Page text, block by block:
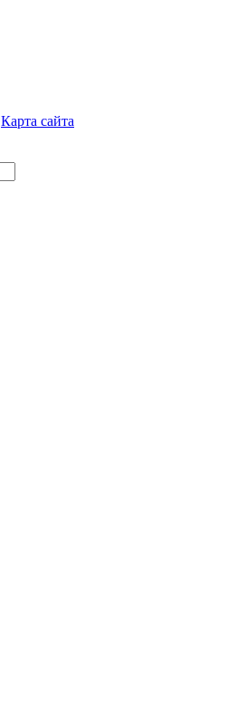
Карта сайта